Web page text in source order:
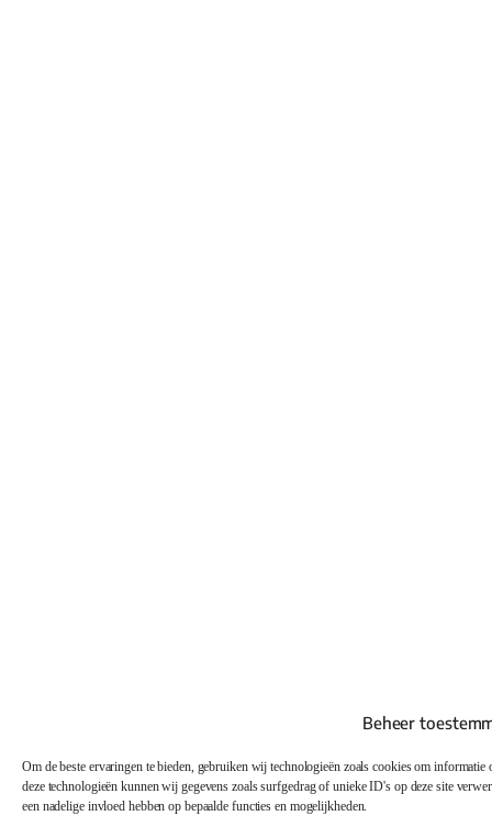
Beheer
Om de beste ervaringen te bieden, gebruiken wij technologieën zoals cookies om
deze technologieën kunnen wij gegevens zoals surfgedrag of unieke ID's op deze site
een nadelige invloed hebben op bepaalde functies en mogelijkheden.